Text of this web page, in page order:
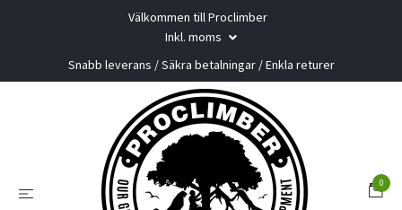
Välkommen till Proclimber
Inkl. moms
Snabb leverans / Säkra betalningar / Enkla returer
0